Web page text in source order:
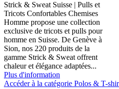
Strick & Sweat Suisse | Pulls et
Tricots Confortables Chemises
Homme propose une collection
exclusive de tricots et pulls pour
homme en Suisse. De Genève à
Sion, nos 220 produits de la
gamme Strick & Sweat offrent
chaleur et élégance adaptées...
Plus d'information
Accéder à la catégorie Polos & T-